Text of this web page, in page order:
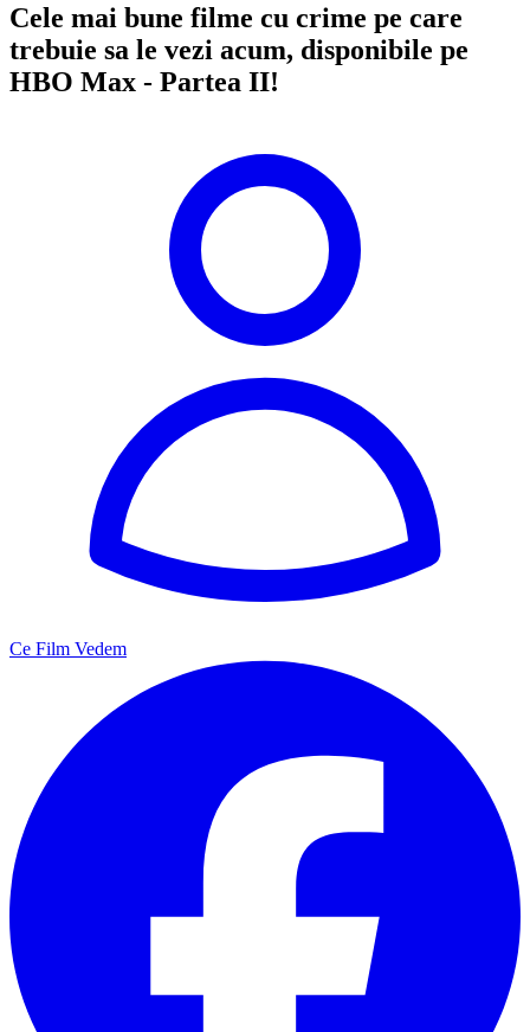
Cele mai bune filme cu crime pe care
trebuie sa le vezi acum, disponibile pe
HBO Max - Partea II!
Ce Film Vedem